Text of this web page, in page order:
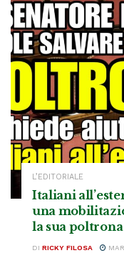
L’EDITORIALE
Italiani
una
la sua poltrona
DI RICKY FILOSA